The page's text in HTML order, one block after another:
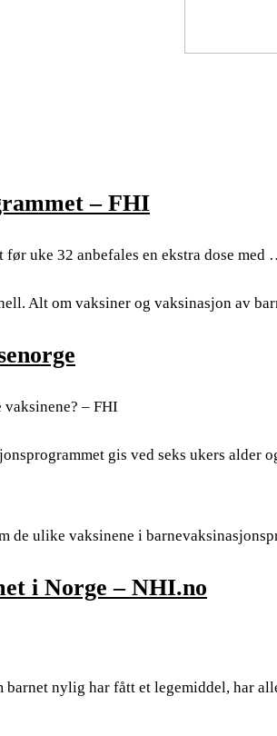
– FHI
uke 32 anbefales en ekstra dose med
Alt om vaksiner og vaksinasjon av
– FHI
gis ved seks ukers alder
de ulike vaksinene i
i Norge – NHI.no
barnet nylig har fått et legemiddel, har